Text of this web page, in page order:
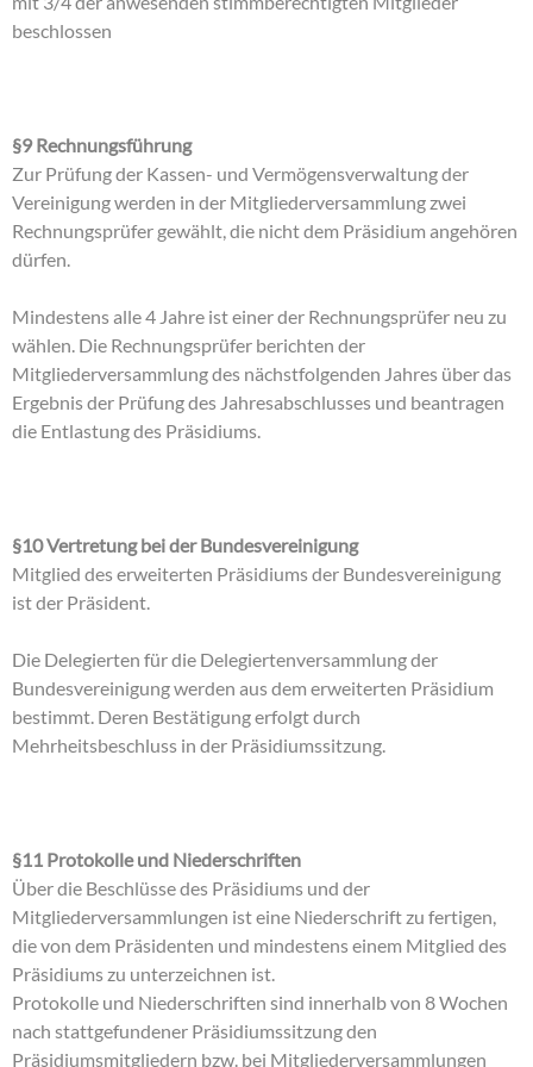
beschlossen
§9 Rechnungsführung
Zur Prüfung der Kassen- und Vermögensverwaltung der
Vereinigung werden in der Mitgliederversammlung zwei
Rechnungsprüfer gewählt, die nicht dem Präsidium angehören
dürfen.
Mindestens alle 4 Jahre ist einer der Rechnungsprüfer neu zu
wählen. Die Rechnungsprüfer berichten der
Mitgliederversammlung des nächstfolgenden Jahres über das
Ergebnis der Prüfung des Jahresabschlusses und beantragen
die Entlastung des Präsidiums.
§10 Vertretung bei der Bundesvereinigung
Mitglied des erweiterten Präsidiums der Bundesvereinigung
ist der Präsident.
Die Delegierten für die Delegiertenversammlung der
Bundesvereinigung werden aus dem erweiterten Präsidium
bestimmt. Deren Bestätigung erfolgt durch
Mehrheitsbeschluss in der Präsidiumssitzung.
§11 Protokolle und Niederschriften
Über die Beschlüsse des Präsidiums und der
Mitgliederversammlungen ist eine Niederschrift zu fertigen,
die von dem Präsidenten und mindestens einem Mitglied des
Präsidiums zu unterzeichnen ist.
Protokolle und Niederschriften sind innerhalb von 8 Wochen
nach stattgefundener Präsidiumssitzung den
Präsidiumsmitgliedern bzw. bei Mitgliederversammlungen